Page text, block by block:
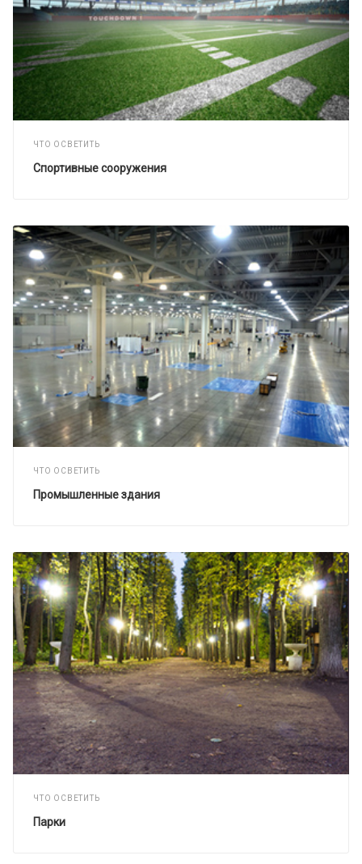
ЧТО ОСВЕТИТЬ
Спортивные сооружения
ЧТО ОСВЕТИТЬ
Промышленные здания
ЧТО ОСВЕТИТЬ
Парки